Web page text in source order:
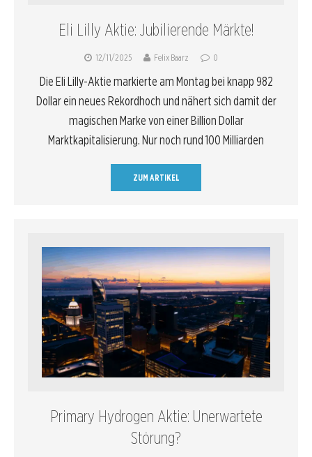
Eli Lilly Aktie: Jubilierende Märkte!
12/11/2025 Felix Baarz 0
Die Eli Lilly-Aktie markierte am Montag bei knapp 982
Dollar ein neues Rekordhoch und nähert sich damit der
magischen Marke von einer Billion Dollar
Marktkapitalisierung. Nur noch rund 100 Milliarden
ZUM ARTIKEL
Primary Hydrogen Aktie: Unerwartete
Störung?